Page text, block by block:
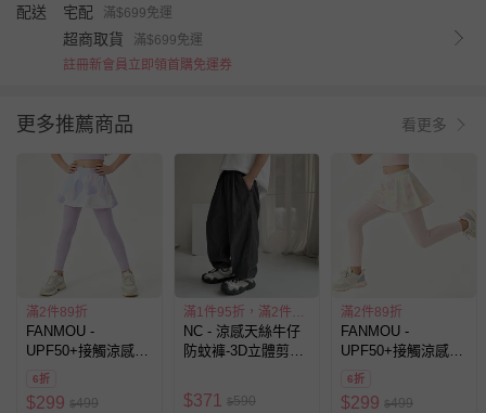
配送 宅配 滿$699免運
超商取貨
滿$699免運
註冊新會員立即領首購免運券
更多推薦商品 看更多
滿2件89折
FANMOU -
UPF50+接觸涼感內
搭褲裙-紫色
6折
$299 $499
滿1件95折，滿2件85折
NC - 涼感天絲牛仔
防蚊褲-3D立體剪裁-
$371 $590
滿2件89折
FANMOU -
UPF50+接觸涼感內
搭褲裙-粉色
6折
$299 $499